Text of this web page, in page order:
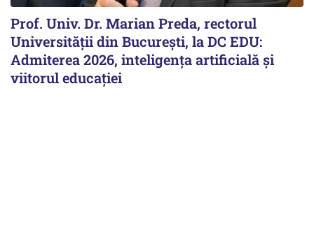
Prof. Univ. Dr. Marian Preda, rectorul
Universității din București, la DC EDU:
Admiterea 2026, inteligența artificială și
viitorul educației